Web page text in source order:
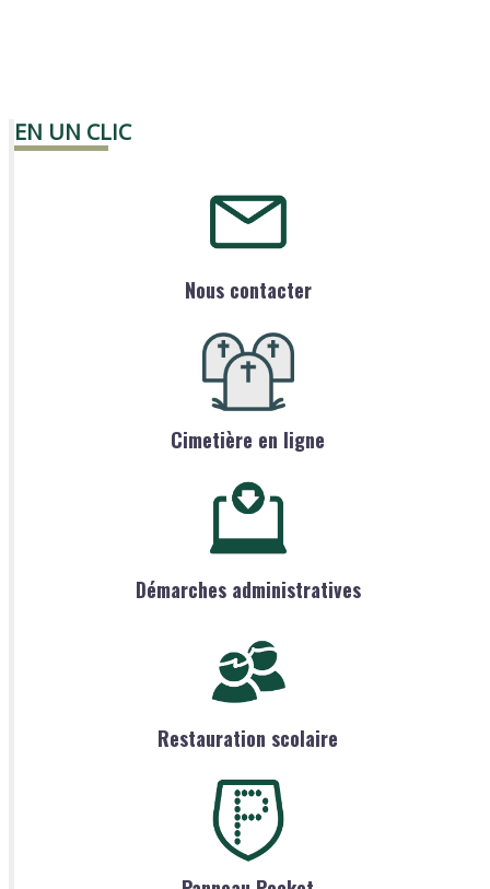
EN UN CLIC
Nous contacter
Cimetière en ligne
Démarches administratives
Restauration scolaire